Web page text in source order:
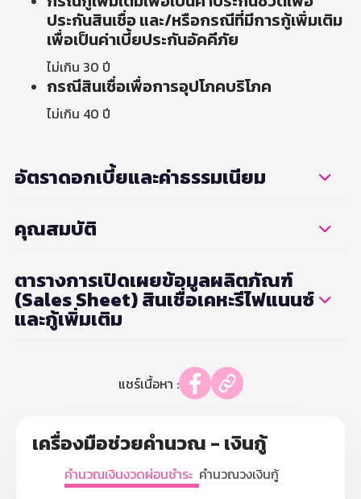
ประกันสินเชื่อ และ/หรือกรณีที่มีการกู้เพิ่มเติม
เพื่อเป็นค่าเบี้ยประกันอัคคีภัย
ไม่เกิน 30 ปี
กรณีสินเชื่อเพื่อการอุปโภคบริโภค
ไม่เกิน 40 ปี
อัตราดอกเบี้ยและค่าธรรมเนียม
คุณสมบัติ
ตารางการเปิดเผยข้อมูลผลิตภัณฑ์
(Sales Sheet) สินเชื่อเคหะรีไฟแนนซ์
และกู้เพิ่มเติม
แชร์เนื้อหา :
เครื่องมือช่วยคำนวณ - เงินกู้
คำนวณเงินงวดผ่อนชำระ คำนวณวงเงินกู้